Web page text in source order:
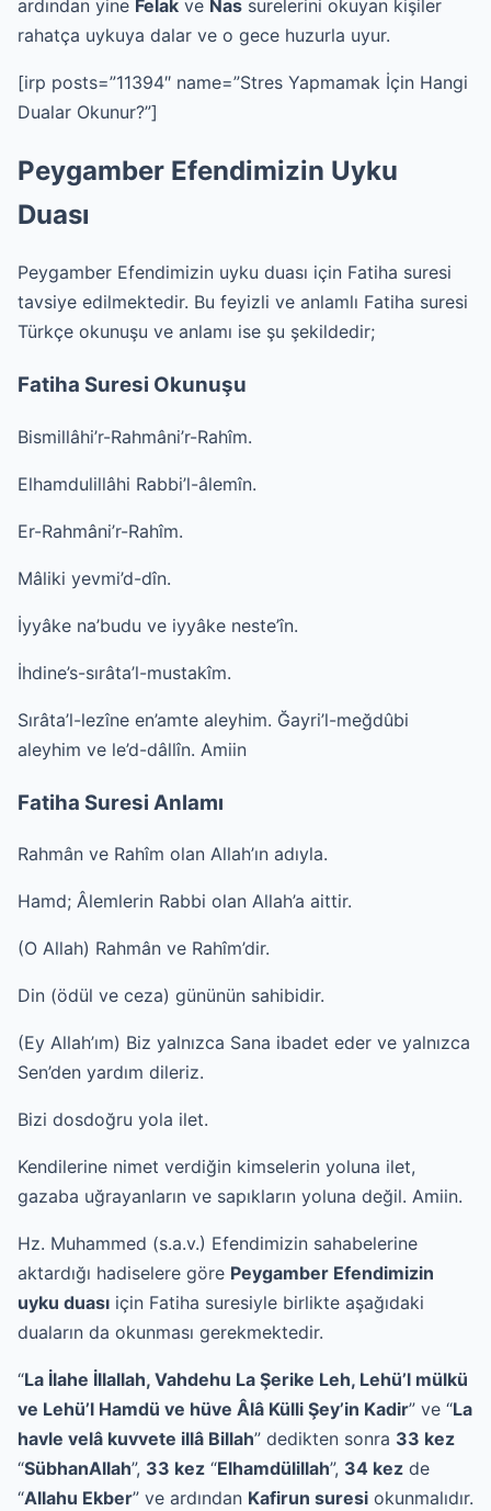
ardından yine Felak ve Nas surelerini okuyan kişiler
rahatça uykuya dalar ve o gece huzurla uyur.
[irp posts=”11394″ name=”Stres Yapmamak İçin Hangi
Dualar Okunur?”]
Peygamber Efendimizin Uyku
Duası
Peygamber Efendimizin uyku duası için Fatiha suresi
tavsiye edilmektedir. Bu feyizli ve anlamlı Fatiha suresi
Türkçe okunuşu ve anlamı ise şu şekildedir;
Fatiha Suresi Okunuşu
Bismillâhi’r-Rahmâni’r-Rahîm.
Elhamdulillâhi Rabbi’l-âlemîn.
Er-Rahmâni’r-Rahîm.
Mâliki yevmi’d-dîn.
İyyâke na’budu ve iyyâke neste’în.
İhdine’s-sırâta’l-mustakîm.
Sırâta’l-lezîne en’amte aleyhim. Ğayri’l-meğdûbi
aleyhim ve le’d-dâllîn. Amiin
Fatiha Suresi Anlamı
Rahmân ve Rahîm olan Allah’ın adıyla.
Hamd; Âlemlerin Rabbi olan Allah’a aittir.
(O Allah) Rahmân ve Rahîm’dir.
Din (ödül ve ceza) gününün sahibidir.
(Ey Allah’ım) Biz yalnızca Sana ibadet eder ve yalnızca
Sen’den yardım dileriz.
Bizi dosdoğru yola ilet.
Kendilerine nimet verdiğin kimselerin yoluna ilet,
gazaba uğrayanların ve sapıkların yoluna değil. Amiin.
Hz. Muhammed (s.a.v.) Efendimizin sahabelerine
aktardığı hadiselere göre Peygamber Efendimizin
uyku duası için Fatiha suresiyle birlikte aşağıdaki
duaların da okunması gerekmektedir.
“La İlahe İllallah, Vahdehu La Şerike Leh, Lehü’l mülkü
ve Lehü’l Hamdü ve hüve Âlâ Külli Şey’in Kadir” ve “La
havle velâ kuvvete illâ Billah” dedikten sonra 33 kez
“SübhanAllah”, 33 kez “Elhamdülillah”, 34 kez de
“Allahu Ekber” ve ardından Kafirun suresi okunmalıdır.